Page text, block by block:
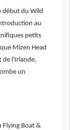
début du Wild
au
petits
Mizen Head
de l'Irlande,
un
Flying Boat &